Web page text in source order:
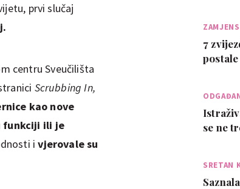
prvi slučaj
centru Sveučilišta
Scrubbing In,
kao nove
funkciji ili je
i vjerovale su
7
se ne
SRETAN